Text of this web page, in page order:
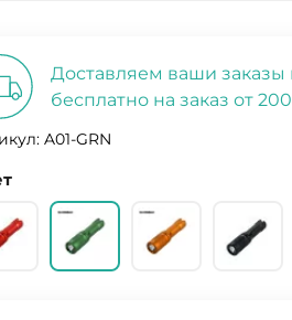
Доставляем ваши
бесплатно на заказ от
A01-GRN